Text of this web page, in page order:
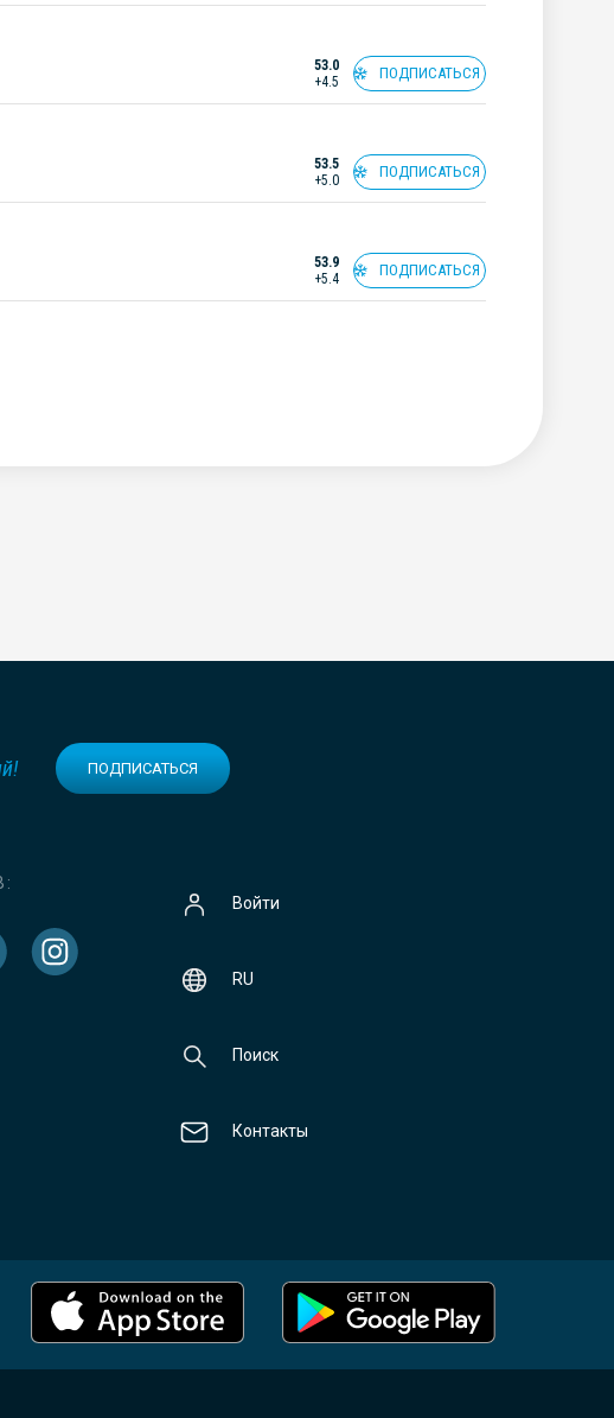
53.0
+4.5
ПОДПИСАТЬСЯ
53.5
+5.0
ПОДПИСАТЬСЯ
53.9
+5.4
ПОДПИСАТЬСЯ
ПОДПИСАТЬСЯ
Войти
RU
Поиск
Контакты